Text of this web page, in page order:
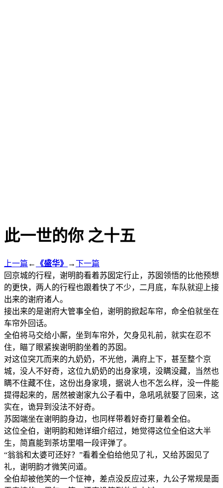
此一世的你 之十五
上一篇 ← 《盛华》 →下一篇
回京城的行程，谢明韵看着苏囡定行止，苏囡领悟的比他预想
的更快，两人的行程也跟着快了不少，二月底，车队就迎上接
出来的谢府诸人。
接出来的是谢府大管事全伯，谢明韵掀起车帘，命全伯就坐在
车帘外回话。
全伯将马交给小厮，坐到车帘外，欠身见礼前，就实在忍不
住，瞄了眼紧挨谢明韵坐着的苏囡。
对这位突兀而来的九奶奶，不光他，满府上下，甚至整个京
城，没人不好奇，这位九奶奶的出身家境，没瞒没藏，当然也
瞒不住藏不住，这份出身家境，据说人也不怎么样，没一件能
提得起来的，居然被谢家九公子看中，急吼吼就娶了回来，这
实在，诡异到没法不好奇。
苏囡端坐在谢明韵身边，也同样带着好奇打量着全伯。
这位全伯，谢明韵和她详细介绍过，她觉得这位全伯这大半
生，简直能到茶坊里唱一段评弹了。
“翁翁和太婆可还好？”看着全伯给他见了礼，又给苏囡见了
礼，谢明韵才微笑问道。
全伯却被他笑的一个怔神，差点没反应过来，九公子常规是面